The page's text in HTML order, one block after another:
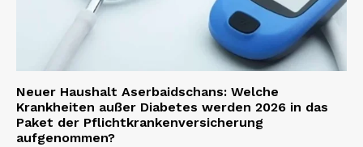
News Week
Magazine PRO
Neuer Haushalt Aserbaidschans: Welche
Krankheiten außer Diabetes werden 2026 in das
Paket der Pflichtkrankenversicherung
aufgenommen?